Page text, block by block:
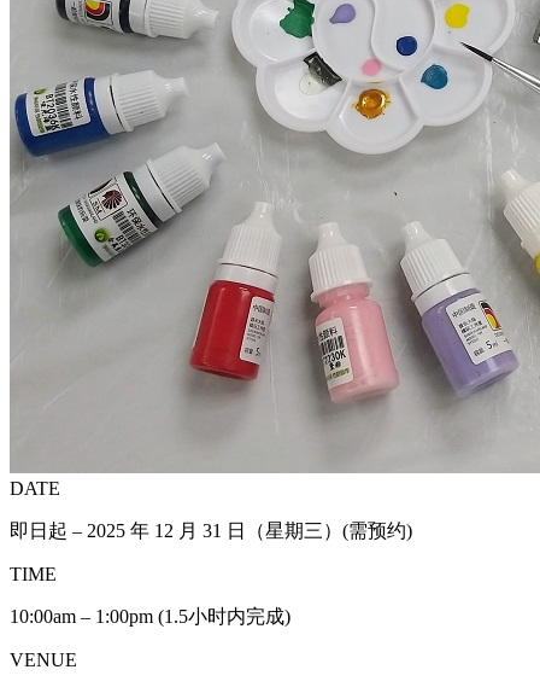
DATE
即日起 – 2025 年 12 月 31 日（星期三）(需预约)
TIME
10:00am – 1:00pm (1.5小时内完成)
VENUE